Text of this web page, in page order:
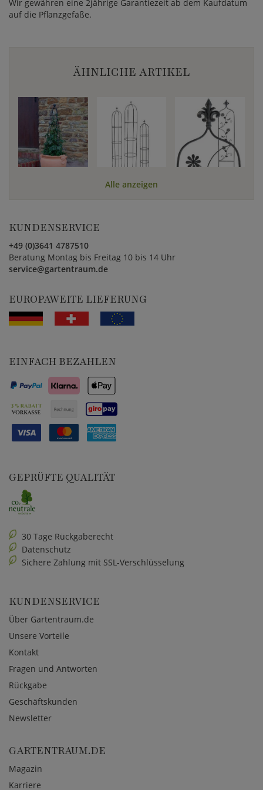
Wir gewähren eine 2jährige Garantiezeit ab dem Kaufdatum
auf die Pflanzgefäße.
ÄHNLICHE ARTIKEL
Alle anzeigen
KUNDENSERVICE
+49 (0)3641 4787510
Beratung Montag bis Freitag 10 bis 14 Uhr
service@gartentraum.de
EUROPAWEITE LIEFERUNG
EINFACH BEZAHLEN
GEPRÜFTE QUALITÄT
30 Tage Rückgaberecht
Datenschutz
Sichere Zahlung mit SSL-Verschlüsselung
KUNDENSERVICE
Über Gartentraum.de
Unsere Vorteile
Kontakt
Fragen und Antworten
Rückgabe
Geschäftskunden
Newsletter
GARTENTRAUM.DE
Magazin
Karriere